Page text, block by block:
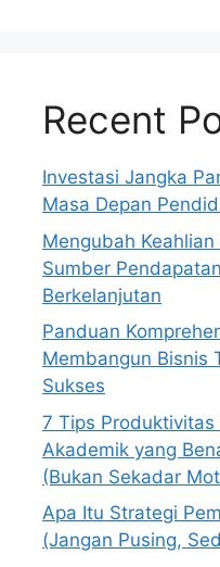
Recent
Investasi Jangka
Masa Depan
Mengubah
Sumber Pendapatan
Berkelanjutan
Panduan
Membangun Bisnis
Sukses
7 Tips Produktivitas
Akademik yang
(Bukan Sekadar
Apa Itu Strategi
(Jangan Pusing,